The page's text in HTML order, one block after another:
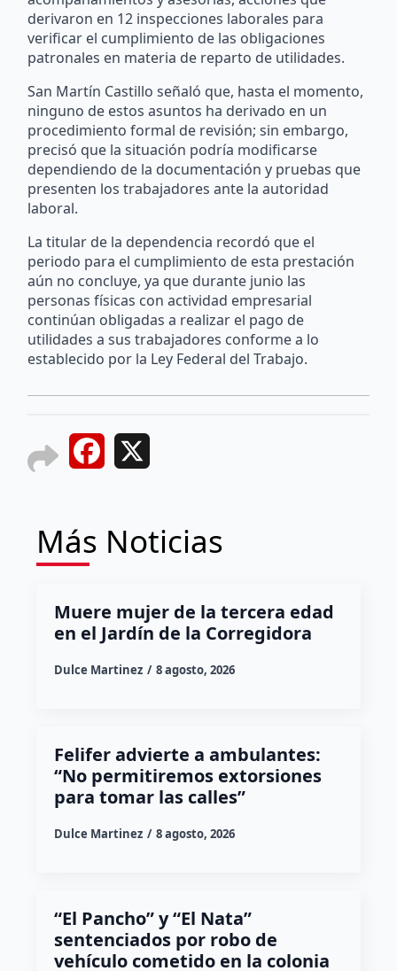
derivaron en 12 inspecciones laborales para
verificar el cumplimiento de las obligaciones
patronales en materia de reparto de utilidades.
San Martín Castillo señaló que, hasta el momento,
ninguno de estos asuntos ha derivado en un
procedimiento formal de revisión; sin embargo,
precisó que la situación podría modificarse
dependiendo de la documentación y pruebas que
presenten los trabajadores ante la autoridad
laboral.
La titular de la dependencia recordó que el
periodo para el cumplimiento de esta prestación
aún no concluye, ya que durante junio las
personas físicas con actividad empresarial
continúan obligadas a realizar el pago de
utilidades a sus trabajadores conforme a lo
establecido por la Ley Federal del Trabajo.
Facebook
Más Noticias
Muere mujer de la tercera edad
en el Jardín de la Corregidora
Dulce Martinez 8 agosto, 2026
Felifer advierte a ambulantes:
“No permitiremos extorsiones
para tomar las calles”
Dulce Martinez 8 agosto, 2026
“El Pancho” y “El Nata”
sentenciados por robo de
vehículo cometido en la colonia